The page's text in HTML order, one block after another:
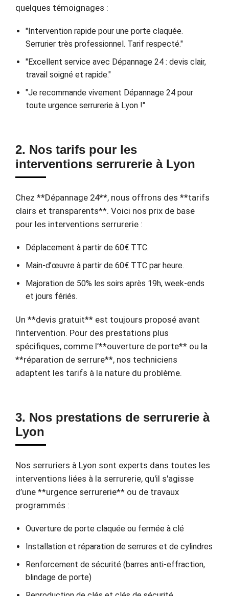
quelques témoignages :
"Intervention rapide pour une porte claquée.
Serrurier très professionnel. Tarif respecté."
"Excellent service avec Dépannage 24 : devis clair,
travail soigné et rapide."
"Je recommande vivement Dépannage 24 pour
toute urgence serrurerie à Lyon !"
2. Nos tarifs pour les
interventions serrurerie à Lyon
Chez **Dépannage 24**, nous offrons des **tarifs
clairs et transparents**. Voici nos prix de base
pour les interventions serrurerie :
Déplacement à partir de 60€ TTC.
Main-d’œuvre à partir de 60€ TTC par heure.
Majoration de 50% les soirs après 19h, week-ends
et jours fériés.
Un **devis gratuit** est toujours proposé avant
l’intervention. Pour des prestations plus
spécifiques, comme l’**ouverture de porte** ou la
**réparation de serrure**, nos techniciens
adaptent les tarifs à la nature du problème.
3. Nos prestations de serrurerie à
Lyon
Nos serruriers à Lyon sont experts dans toutes les
interventions liées à la serrurerie, qu'il s'agisse
d’une **urgence serrurerie** ou de travaux
programmés :
Ouverture de porte claquée ou fermée à clé
Installation et réparation de serrures et de cylindres
Renforcement de sécurité (barres anti-effraction,
blindage de porte)